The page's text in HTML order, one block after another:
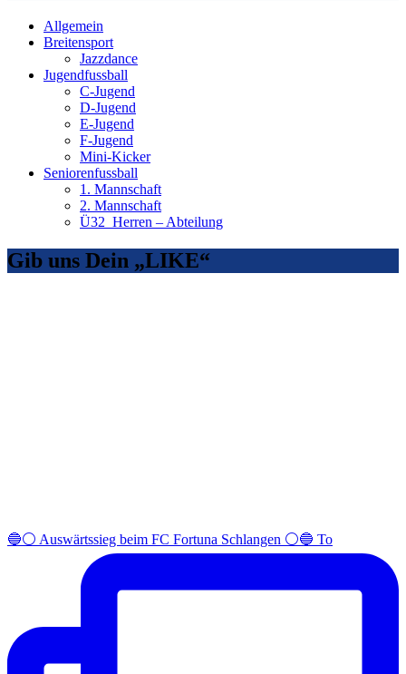
Allgemein
Breitensport
Jazzdance
Jugendfussball
C-Jugend
D-Jugend
E-Jugend
F-Jugend
Mini-Kicker
Seniorenfussball
1. Mannschaft
2. Mannschaft
Ü32_Herren – Abteilung
Gib uns Dein „LIKE“
🔵⚪️ Auswärtssieg beim FC Fortuna Schlangen ⚪️🔵 To